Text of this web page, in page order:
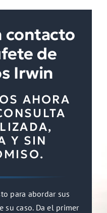
contacto
de
Irwin
AHORA
Y SIN
para abordar sus
su caso. Da el primer